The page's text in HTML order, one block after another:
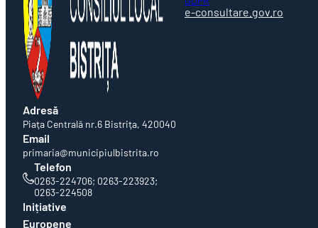
Adresă
Piaţa Centrală nr.6 Bistriţa, 420040
Email
primaria@municipiulbistrita.ro
Telefon
0263-224706; 0263-223923;
0263-224508
e-consultare.gov.ro
Inițiative
Europene